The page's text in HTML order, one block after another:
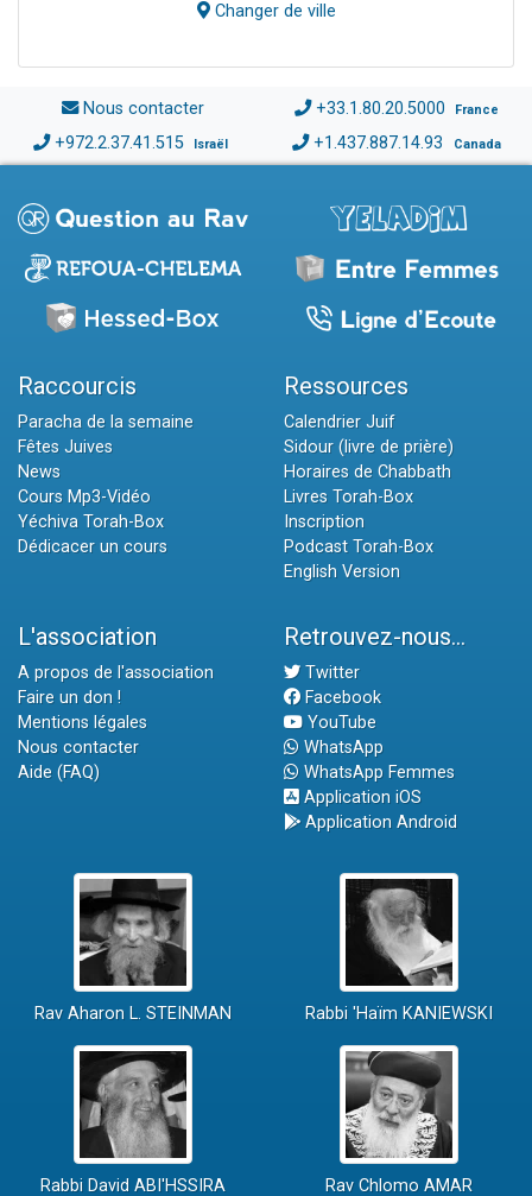
Changer de ville
Nous contacter +33.1.80.20.5000 France
+972.2.37.41.515 Israël +1.437.887.14.93 Canada
Raccourcis
Paracha de la semaine
Fêtes Juives
News
Cours Mp3-Vidéo
Yéchiva Torah-Box
Dédicacer un cours
Ressources
Calendrier Juif
Sidour (livre de prière)
Horaires de Chabbath
Livres Torah-Box
Inscription
Podcast Torah-Box
English Version
L'association
A propos de l'association
Faire un don !
Mentions légales
Nous contacter
Aide (FAQ)
Retrouvez-nous...
Twitter
Facebook
YouTube
WhatsApp
WhatsApp Femmes
Application iOS
Application Android
Rav Aharon L. STEINMAN Rabbi 'Haïm KANIEWSKI
Rabbi David ABI'HSSIRA Rav Chlomo AMAR